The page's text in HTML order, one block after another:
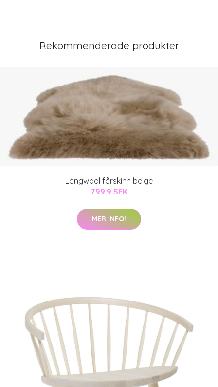
Rekommenderade produkter
Longwool fårskinn beige
799.9 SEK
MER INFO!